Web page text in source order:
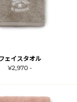
ェイスタオル
¥2,970 -